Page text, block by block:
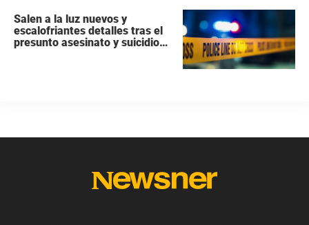
Salen a la luz nuevos y
escalofriantes detalles tras el
presunto asesinato y suicidio